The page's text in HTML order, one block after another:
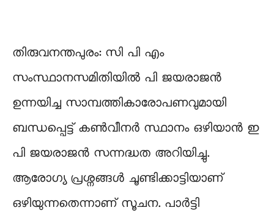
തിരുവനന്തപുരം: സി പി എം
സംസ്ഥാനസമിതിയിൽ പി ജയരാജൻ
ഉന്നയിച്ച സാമ്പത്തികാരോപണവുമായി
ബന്ധപ്പെട്ട് കൺവീനർ സ്ഥാനം ഒഴിയാൻ ഇ
പി ജയരാജൻ സന്നദ്ധത അറിയിച്ചു.
ആരോഗ്യ പ്രശ്നങ്ങൾ ചൂണ്ടിക്കാട്ടിയാണ്
ഒഴിയുന്നതെന്നാണ് സൂചന. പാർട്ടി